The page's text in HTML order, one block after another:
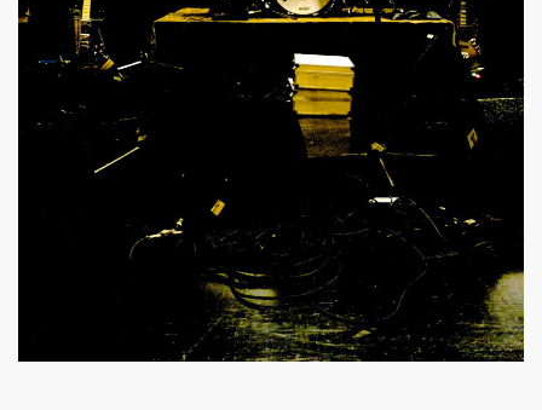
jouent l'album "39 DE FIEVRE" a SOS RECORDING a
FEMME le 14 mai 2013 a la FNAC FORUM des
de LA FEMME : chronique de l'album CD.
de DICK RIVERS : au CASINO DE PARIS 2011, à
SEBASTIEN LIFSHITZ : impressions.
au BATACLAN (Paris) : compte rendu.
L'OBJECTIF DE PIERRE ET GILLES — Photos et